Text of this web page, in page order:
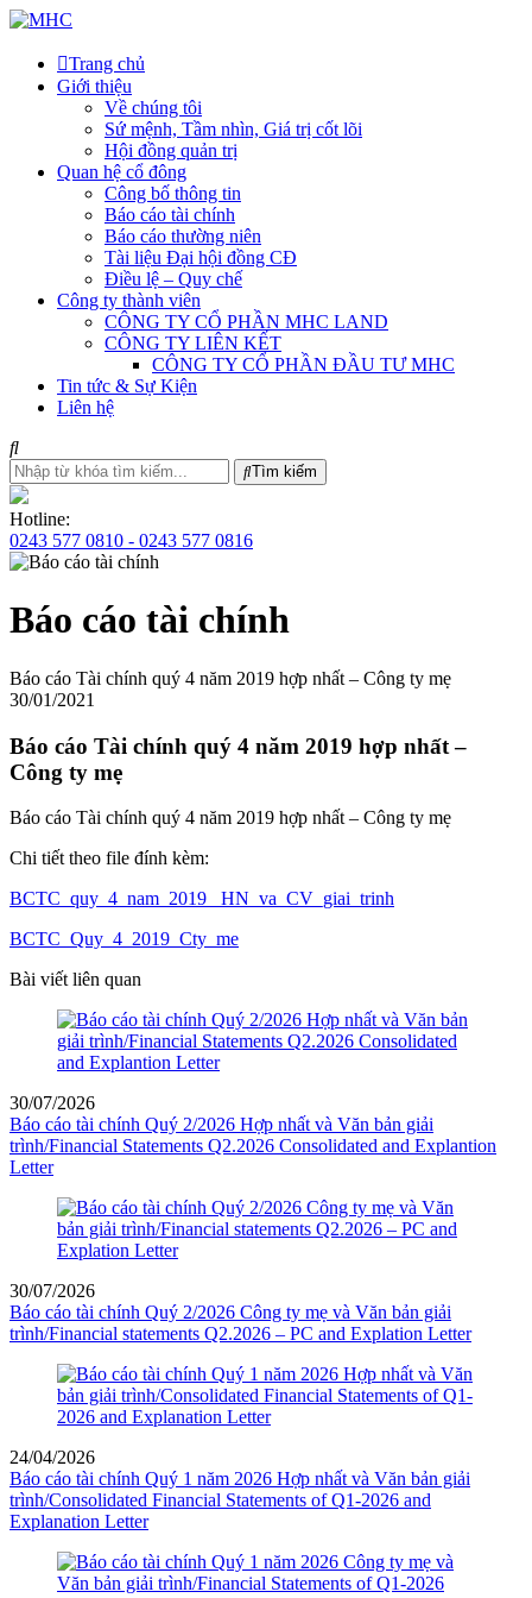
Trang chủ
Giới thiệu
Về chúng tôi
Sứ mệnh, Tầm nhìn, Giá trị cốt lõi
Hội đồng quản trị
Quan hệ cổ đông
Công bố thông tin
Báo cáo tài chính
Báo cáo thường niên
Tài liệu Đại hội đồng CĐ
Điều lệ – Quy chế
Công ty thành viên
CÔNG TY CỔ PHẦN MHC LAND
CÔNG TY LIÊN KẾT
CÔNG TY CỔ PHẦN ĐẦU TƯ MHC
Tin tức & Sự Kiện
Liên hệ
Tìm kiếm
Hotline:
0243 577 0810 - 0243 577 0816
Báo cáo tài chính
Báo cáo Tài chính quý 4 năm 2019 hợp nhất – Công ty mẹ
30/01/2021
Báo cáo Tài chính quý 4 năm 2019 hợp nhất –
Công ty mẹ
Báo cáo Tài chính quý 4 năm 2019 hợp nhất – Công ty mẹ
Chi tiết theo file đính kèm:
BCTC_quy_4_nam_2019_ HN_va_CV_giai_trinh
BCTC_Quy_4_2019_Cty_me
Bài viết liên quan
30/07/2026
Báo cáo tài chính Quý 2/2026 Hợp nhất và Văn bản giải
trình/Financial Statements Q2.2026 Consolidated and Explantion
Letter
30/07/2026
Báo cáo tài chính Quý 2/2026 Công ty mẹ và Văn bản giải
trình/Financial statements Q2.2026 – PC and Explation Letter
24/04/2026
Báo cáo tài chính Quý 1 năm 2026 Hợp nhất và Văn bản giải
trình/Consolidated Financial Statements of Q1-2026 and
Explanation Letter